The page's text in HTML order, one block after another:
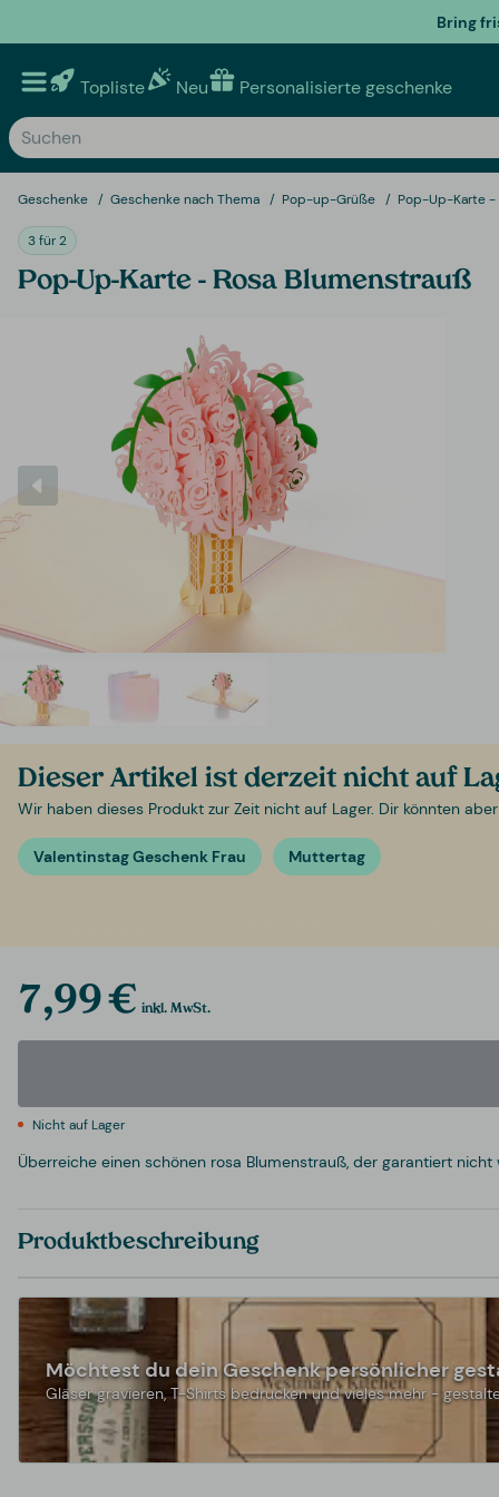
Bring
Topliste Neu Personalisierte geschenke
Geschenke Geschenke nach Thema Pop-up-Grüße Pop-Up-Karte -
3 für 2
Pop-Up-Karte - Rosa Blumenstrauß
Dieser Artikel ist derzeit nicht auf
Wir haben dieses Produkt zur Zeit nicht auf Lager. Dir könnten
Valentinstag Geschenk Frau Muttertag
7,99 € inkl. MwSt.
Nicht auf Lager
Überreiche einen schönen rosa Blumenstrauß, der garantiert
Produktbeschreibung
Möchtest du dein Geschenk persönlicher
Gläser gravieren, T-Shirts bedrucken und vieles mehr -